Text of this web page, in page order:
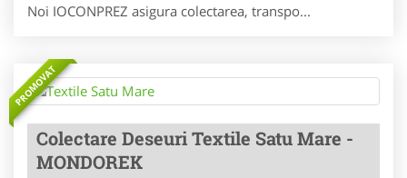
Noi IOCONPREZ asigura colectarea, transpo...
PROMOVAT
Colectare Deseuri Textile Satu Mare -
MONDOREK